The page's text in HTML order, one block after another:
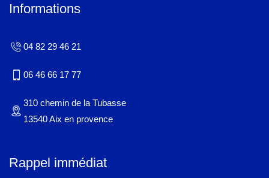
Informations
04 82 29 46 21
06 46 66 17 77
310 chemin de la Tubasse
13540 Aix en provence
Rappel immédiat